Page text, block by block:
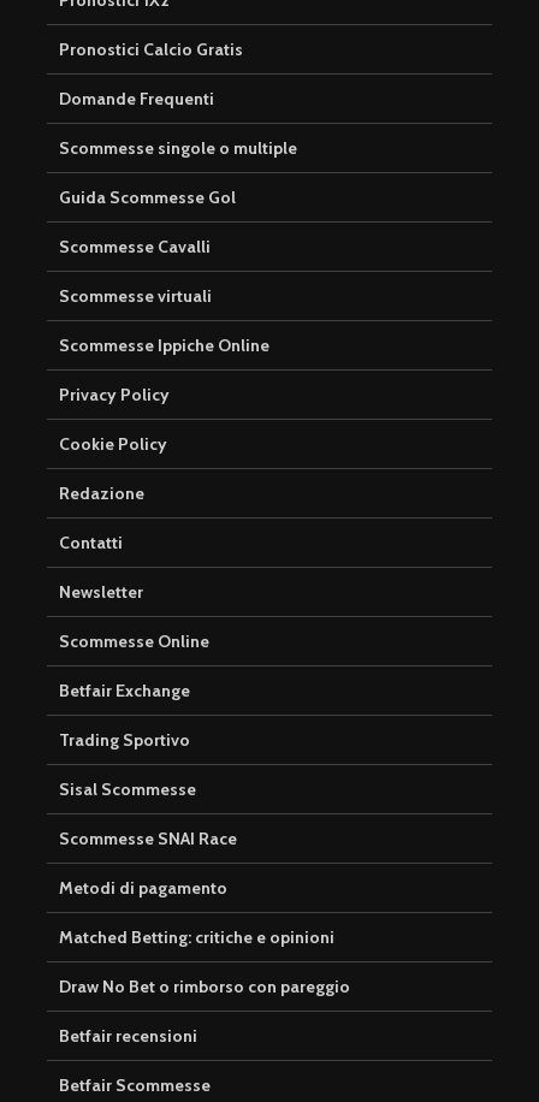
Pronostici Calcio Gratis
Domande Frequenti
Scommesse singole o multiple
Guida Scommesse Gol
Scommesse Cavalli
Scommesse virtuali
Scommesse Ippiche Online
Privacy Policy
Cookie Policy
Redazione
Contatti
Newsletter
Scommesse Online
Betfair Exchange
Trading Sportivo
Sisal Scommesse
Scommesse SNAI Race
Metodi di pagamento
Matched Betting: critiche e opinioni
Draw No Bet o rimborso con pareggio
Betfair recensioni
Betfair Scommesse